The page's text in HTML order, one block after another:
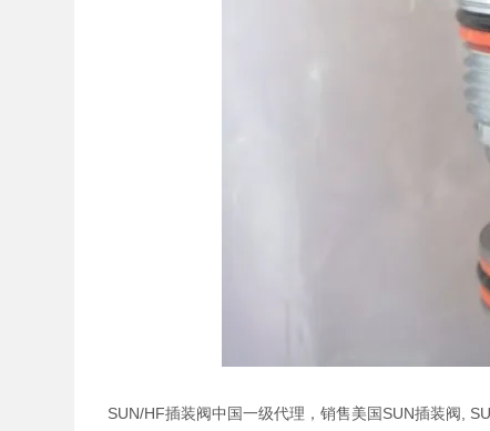
SUN/HF插装阀中国一级代理，销售美国SUN插装阀,